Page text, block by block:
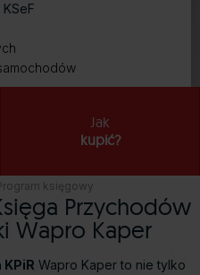
Jak
kupić?
księgowy
Przychodów
Wapro Kaper
Wapro Kaper to nie tylko